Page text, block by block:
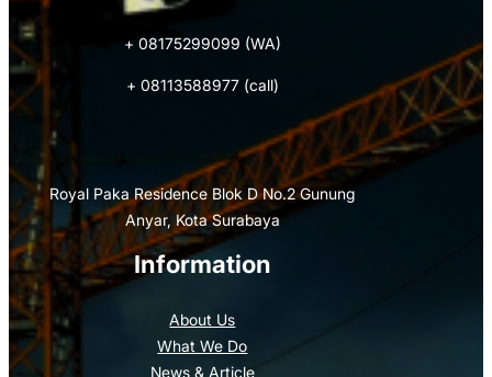
Information
About Us
What We Do
News & Article
+ 08175299099 (WA)
+ 08113588977 (call)
Royal Paka Residence Blok D No.2 Gunung
Anyar, Kota Surabaya